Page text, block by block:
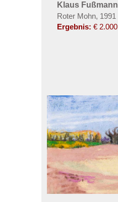
Klaus Fußmann
Roter Mohn, 1991
Ergebnis: € 2.000